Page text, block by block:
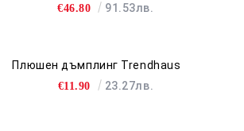
€46.80 91.53лв.
Плюшен дъмплинг Trendhaus
€11.90 23.27лв.